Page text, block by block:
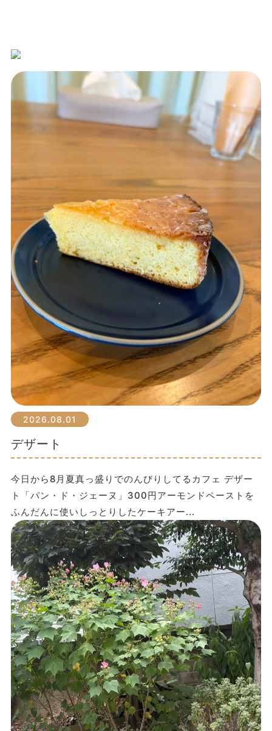
2026.08.01
デザート
今日から8月夏真っ盛りでのんびりしてるカフェ デザー
ト「パン・ド・ジェーヌ」300円アーモンドペーストを
ふんだんに使いしっとりしたケーキアー...